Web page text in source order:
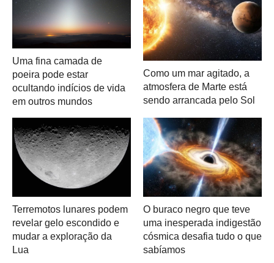
Uma fina camada de
poeira pode estar
ocultando indícios de vida
em outros mundos
Como um mar agitado, a
atmosfera de Marte está
sendo arrancada pelo Sol
Terremotos lunares podem
revelar gelo escondido e
mudar a exploração da
Lua
O buraco negro que teve
uma inesperada indigestão
cósmica desafia tudo o que
sabíamos